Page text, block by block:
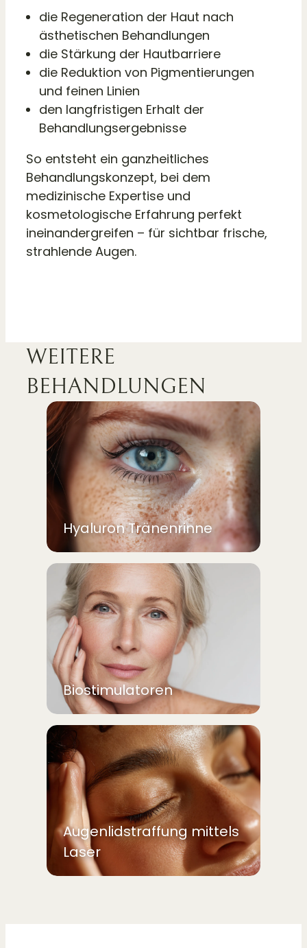
die Regeneration der Haut nach
ästhetischen Behandlungen
die Stärkung der Hautbarriere
die Reduktion von Pigmentierungen
und feinen Linien
den langfristigen Erhalt der
Behandlungsergebnisse
So entsteht ein ganzheitliches
Behandlungskonzept, bei dem
medizinische Expertise und
kosmetologische Erfahrung perfekt
ineinandergreifen – für sichtbar frische,
strahlende Augen.
WEITERE
BEHANDLUNGEN
Hyaluron Tränenrinne
Biostimulatoren
Augenlidstraffung mittels
Laser